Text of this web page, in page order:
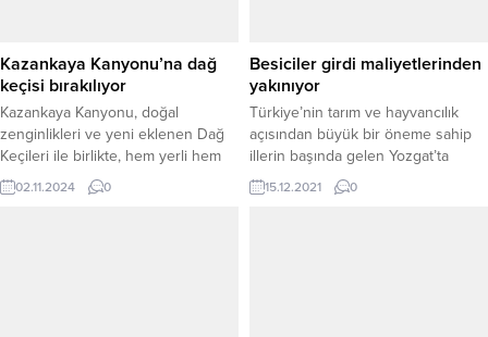
ziyaret ederek personel, ekipman,
fiziki şartlar ve işleyiş süreçlerini
detaylı olarak inceledi. Risk
değerlendirmelerinde özellikle...
Kazankaya Kanyonu’na dağ
keçisi bırakılıyor
Kazankaya Kanyonu, doğal
zenginlikleri ve yeni eklenen Dağ
Keçileri ile birlikte, hem yerli hem
de yabancı turistler için çekim
merkezi olmayı sürdürüyor.
02.11.2024 0
Besiciler girdi maliyetlerinden
yakınıyor
Türkiye’nin tarım ve hayvancılık
açısından büyük bir öneme sahip
illerin başında gelen Yozgat’ta
hayvan üreticileri girdi
maliyetlerinin yüksek olmasından
15.12.2021 0